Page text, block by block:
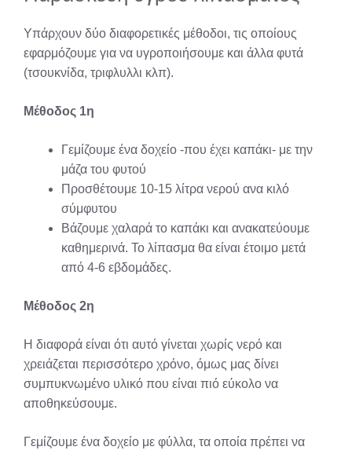
Υπάρχουν δύο διαφορετικές μέθοδοι, τις οποίους
εφαρμόζουμε για να υγροποιήσουμε και άλλα φυτά
(τσουκνίδα, τριφλυλλι κλπ).
Μέθοδος 1η
Γεμίζουμε ένα δοχείο -που έχει καπάκι- με την
μάζα του φυτού
Προσθέτουμε 10-15 λίτρα νερού ανα κιλό
σύμφυτου
Βάζουμε χαλαρά το καπάκι και ανακατεύουμε
καθημερινά. To λίπασμα θα είναι έτοιμο μετά
από 4-6 εβδομάδες.
Μέθοδος 2η
Η διαφορά είναι ότι αυτό γίνεται χωρίς νερό και
χρειάζεται περισσότερο χρόνο, όμως μας δίνει
συμπυκνωμένο υλικό που είναι πιό εύκολο να
αποθηκεύσουμε.
Γεμίζουμε ένα δοχείο με φύλλα, τα οποία πρέπει να